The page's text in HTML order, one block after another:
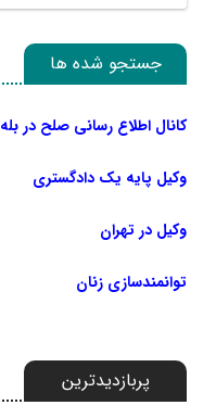
جستجو شده ها
کانال اطلاع رسانی صلح در بله
وکیل پایه یک دادگستری
وکیل در تهران
توانمندسازی زنان
پربازدیدترین